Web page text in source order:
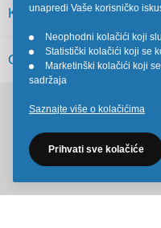
KORISNIČKI SERVIS
OSTALO
unapredi Vaše korisničko
•
Neophodni kolačići koji
•
Statistički kolačići koji se
•
Marketinški kolačići koji
sadržaja
Saznajte više o kolačićima
Prihvati sve kolačiće